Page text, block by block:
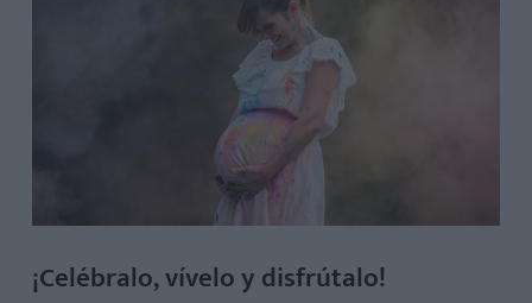
¡Celébralo, vívelo y disfrútalo!